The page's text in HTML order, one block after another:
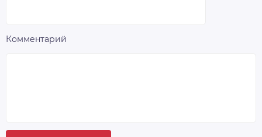
Комментарий